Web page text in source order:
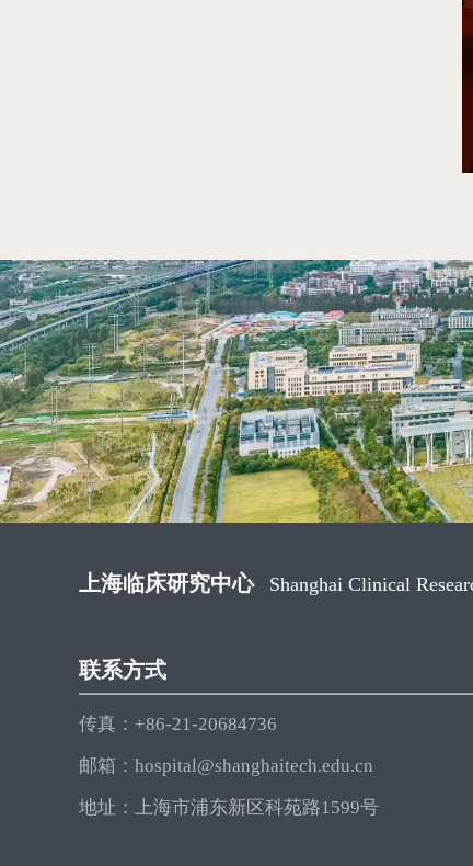
上海临床研究中心 Shanghai Clinical
联系方式
传真：+86-21-20684736
邮箱：hospital@shanghaitech.edu.cn
地址：上海市浦东新区科苑路1599号